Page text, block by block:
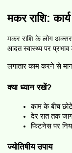
मकर राशि:
मकर राशि के लोग
आदत स्वास्थ्य पर
लगातार काम करने से
क्या ध्यान रखें?
काम के बीच
देर रात तक
फिटनेस पर
ज्योतिषीय उपाय